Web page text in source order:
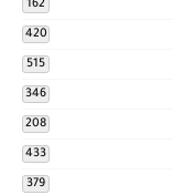
162
420
515
346
208
433
379